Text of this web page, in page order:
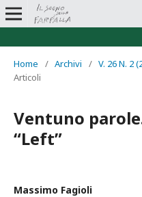
Home / Archivi / V. 26 N. 2
Articoli
Ventuno
“Left”
Massimo Fagioli